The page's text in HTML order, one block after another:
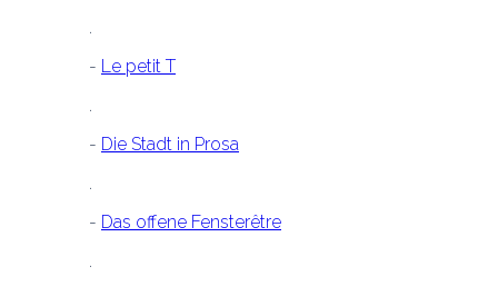
- Le petit T
- Die Stadt in Prosa
- Das offene Fensterêtre